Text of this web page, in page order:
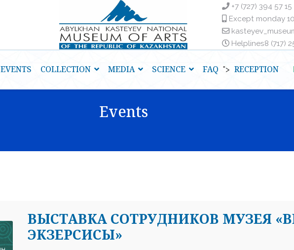
+7 (727) 394 57 15
Except monday
Helplinesㅤ8 (717)
EVENTS COLLECTION MEDIA SCIENCE FAQ "> RECEPTION
Events
ВЫСТАВКА СОТРУДНИКОВ МУЗЕЯ
ЭКЗЕРСИСЫ»